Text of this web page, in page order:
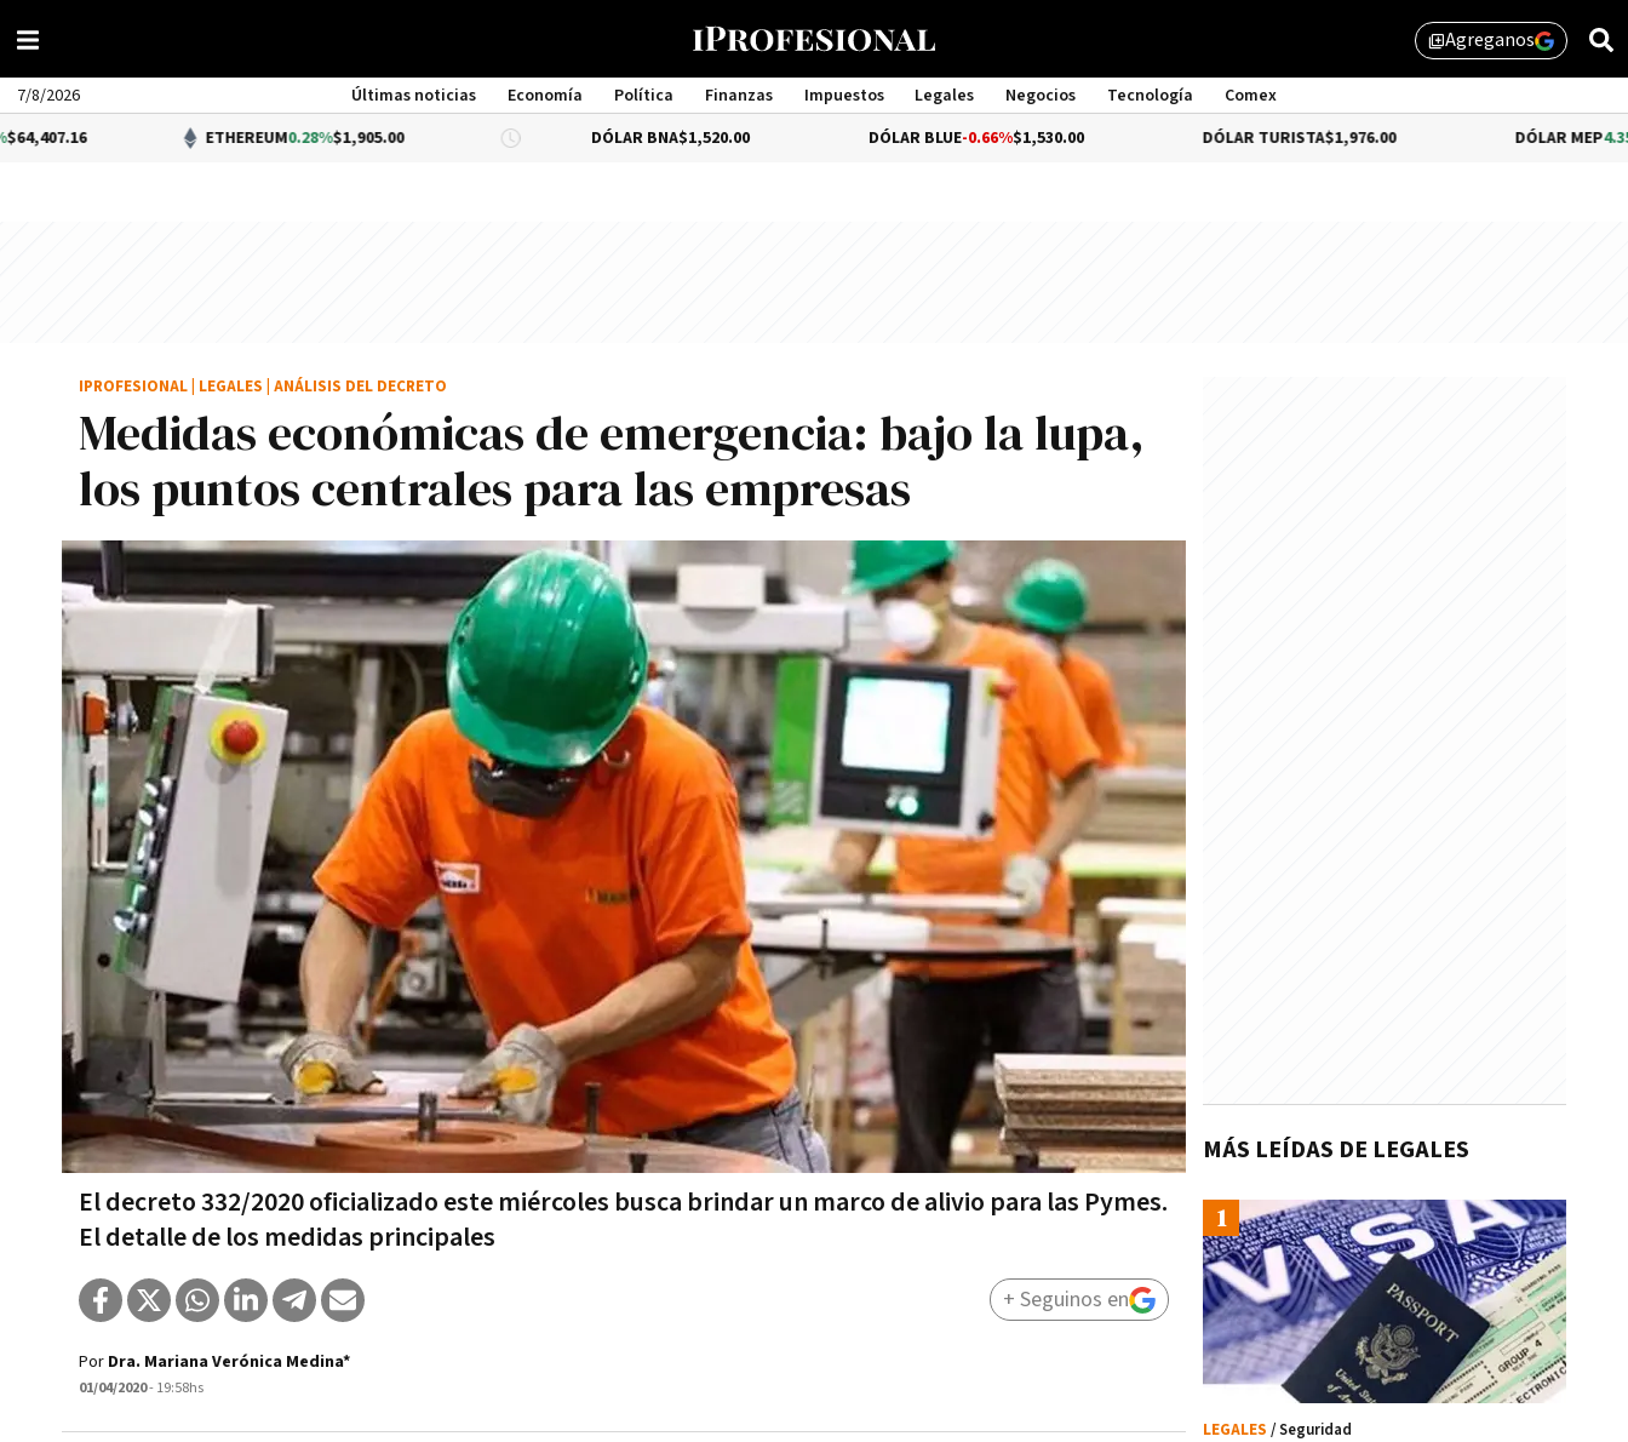
library_addAgreganos
7/8/2026 Últimas noticias Economía Política Finanzas Impuestos Legales Negocios Tecnología
Comex
Management
ETHEREUM0.28%$1,905.00 DÓLAR BNA $1,520.00 DÓLAR BLUE-0.66% $1,530.00 DÓLAR TURISTA$1,976.00 4.35%$1,579.46
Medidas económicas de emergencia: bajo la lupa,
los puntos centrales para las empresas
El decreto 332/2020 oficializado este miércoles busca brindar un marco de alivio para las Pymes.
El detalle de los medidas principales
IPROFESIONAL LEGALES ANÁLISIS DEL DECRETO
Por Dra. Mariana Verónica Medina*
01/04/2020- 19:58hs
+ Seguinos en
MÁS LEÍDAS DE LEGALES
LEGALES / Seguridad